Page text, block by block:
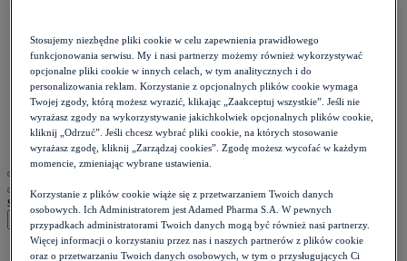
Stomatologia
Układ nerwowy
Diety
Kalkulatory
Zdrowie psychiczne
Ból i stan zapalny
Życie intymne
szukaj
Strona główna >
Stosujemy niezbędne pliki cookie w celu zapewnienia prawidłowego
funkcjonowania serwisu. My i nasi partnerzy możemy również wykorzystywać
opcjonalne pliki cookie w innych celach, w tym analitycznych i do
personalizowania reklam. Korzystanie z opcjonalnych plików cookie wymaga
Twojej zgody, którą możesz wyrazić, klikając „Zaakceptuj wszystkie”. Jeśli nie
wyrażasz zgody na wykorzystywanie jakichkolwiek opcjonalnych plików cookie,
kliknij „Odrzuć”. Jeśli chcesz wybrać pliki cookie, na których stosowanie
wyrażasz zgodę, kliknij „Zarządzaj cookies”. Zgodę możesz wycofać w każdym
momencie, zmieniając wybrane ustawienia.
Korzystanie z plików cookie wiąże się z przetwarzaniem Twoich danych
osobowych. Ich Administratorem jest Adamed Pharma S.A. W pewnych
przypadkach administratorami Twoich danych mogą być również nasi partnerzy.
Więcej informacji o korzystaniu przez nas i naszych partnerów z plików cookie
oraz o przetwarzaniu Twoich danych osobowych, w tym o przysługujących Ci